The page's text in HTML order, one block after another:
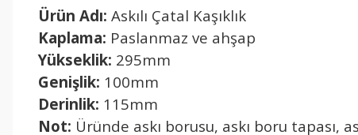
Ürün Adı: Askılı Çatal Kaşıklık
Kaplama: Paslanmaz ve ahşap
Yükseklik: 295mm
Genişlik: 100mm
Derinlik: 115mm
Not: Üründe askı borusu, askı boru tapası,